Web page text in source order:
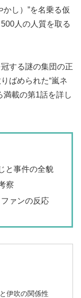
し）”を名乗る仮
人の人質を取る
する謎の集団の正
ばめられた“嵐ネ
満載の第1話を詳し
と事件の全貌
察
ァンの反応
伊吹の関係性